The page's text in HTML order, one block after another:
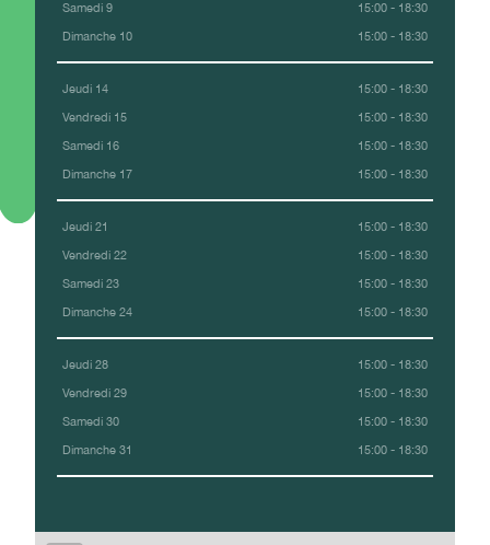
Samedi 9 15:00 - 18:30
Dimanche 10 15:00 - 18:30
Jeudi 14 15:00 - 18:30
Vendredi 15 15:00 - 18:30
Samedi 16 15:00 - 18:30
Dimanche 17 15:00 - 18:30
Jeudi 21 15:00 - 18:30
Vendredi 22 15:00 - 18:30
Samedi 23 15:00 - 18:30
Dimanche 24 15:00 - 18:30
Jeudi 28 15:00 - 18:30
Vendredi 29 15:00 - 18:30
Samedi 30 15:00 - 18:30
Dimanche 31 15:00 - 18:30